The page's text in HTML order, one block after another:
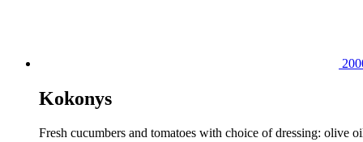
Kokonys
Fresh cucumbers and tomatoes with choice of dressing: olive